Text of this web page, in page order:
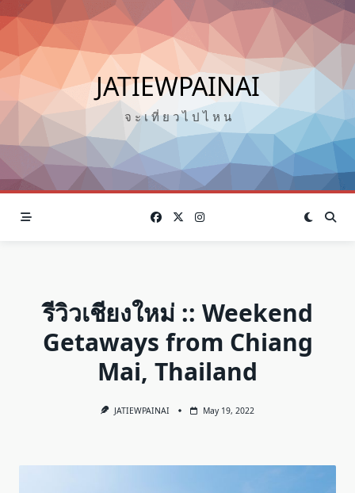
Skip
to
content
JATIEWPAINAI
จ ะ เ ที่ ย ว ไ ป ไ ห น
รีวิวเชียงใหม่ :: Weekend
Getaways from Chiang
Mai, Thailand
JATIEWPAINAI May 19, 2022